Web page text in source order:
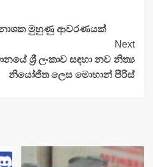
මුහුණු ආවරණයක්
Next
ශ්‍රී ලංකාව සඳහා නව නිත්‍ය
නියෝජිත ලෙස මොහාන් පීරිස්